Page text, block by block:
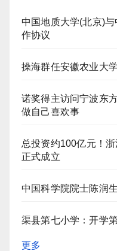
中国地质大学(北京)
作协议
操海群任安徽农业大
诺奖得主访问宁波东
做自己喜欢事
总投资约100亿元！
正式成立
中国科学院院士陈润
渠县第七小学：开学
更多